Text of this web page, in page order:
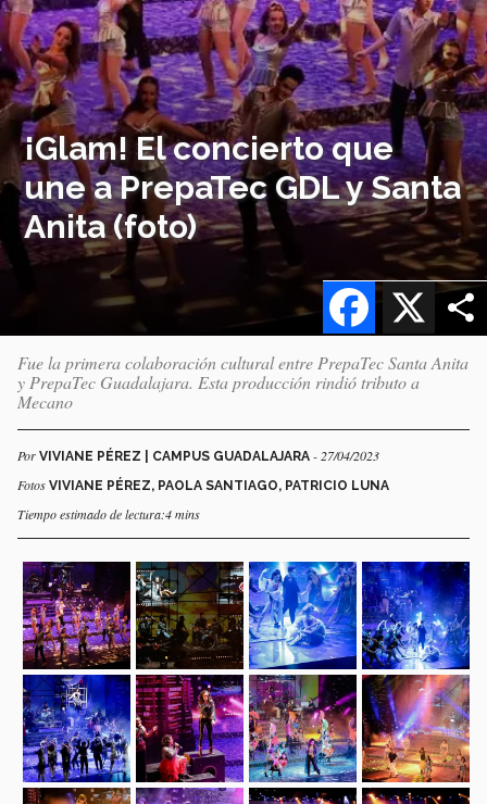
¡Glam! El concierto que
une a PrepaTec GDL y Santa
Anita (foto)
X
Facebook
Fue la primera colaboración cultural entre PrepaTec Santa Anita
y PrepaTec Guadalajara. Esta producción rindió tributo a
Mecano
Por VIVIANE PÉREZ | CAMPUS GUADALAJARA - 27/04/2023
Fotos VIVIANE PÉREZ, PAOLA SANTIAGO, PATRICIO LUNA
Tiempo estimado de lectura:4 mins